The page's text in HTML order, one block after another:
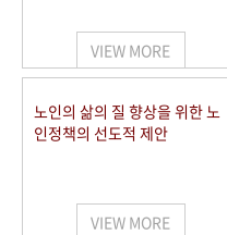
VIEW MORE
노인의 삶의 질 향상을 위한 노
인정책의 선도적 제안
VIEW MORE